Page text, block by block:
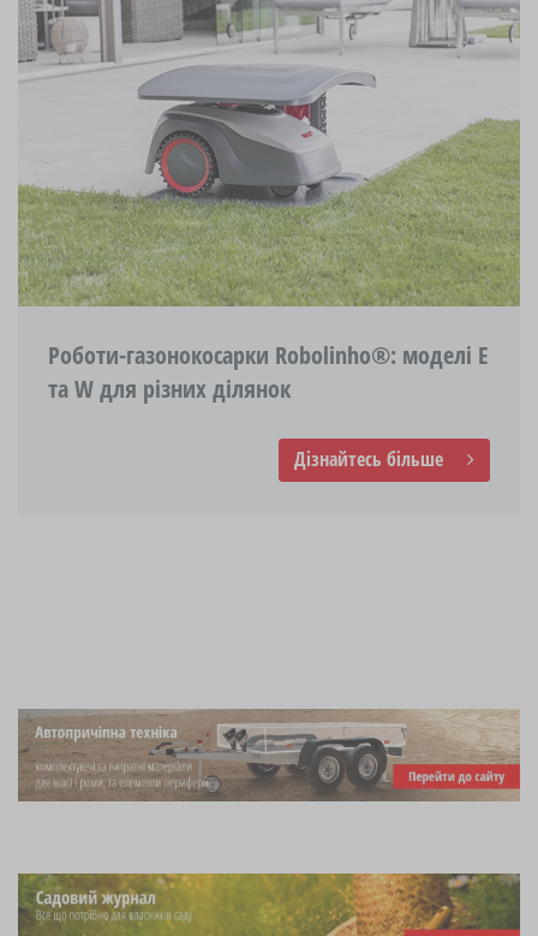
Роботи-газонокосарки Robolinho®: моделі E
та W для різних ділянок
Дізнайтесь більше